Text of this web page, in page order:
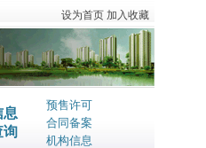
设为首页 加入收藏
息
询
预售许可
合同备案
机构信息